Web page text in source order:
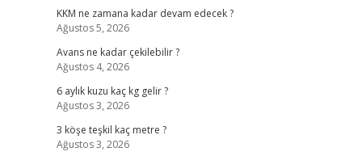
KKM ne zamana kadar devam edecek ?
Ağustos 5, 2026
Avans ne kadar çekilebilir ?
Ağustos 4, 2026
6 aylık kuzu kaç kg gelir ?
Ağustos 3, 2026
3 köşe teşkil kaç metre ?
Ağustos 3, 2026